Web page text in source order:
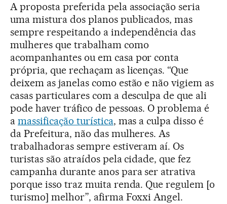
A proposta preferida pela associação seria
uma mistura dos planos publicados, mas
sempre respeitando a independência das
mulheres que trabalham como
acompanhantes ou em casa por conta
própria, que rechaçam as licenças. “Que
deixem as janelas como estão e não vigiem as
casas particulares com a desculpa de que ali
pode haver tráfico de pessoas. O problema é
a massificação turística, mas a culpa disso é
da Prefeitura, não das mulheres. As
trabalhadoras sempre estiveram aí. Os
turistas são atraídos pela cidade, que fez
campanha durante anos para ser atrativa
porque isso traz muita renda. Que regulem [o
turismo] melhor”, afirma Foxxi Angel.